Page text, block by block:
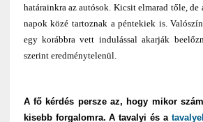
határainkra az autósok. Kicsit elmarad tőle,
napok közé tartoznak a péntekiek is.
egy korábbra vett indulással akarják
szerint eredménytelenül.
A fő kérdés persze az, hogy mikor
kisebb forgalomra. Atavalyi és a